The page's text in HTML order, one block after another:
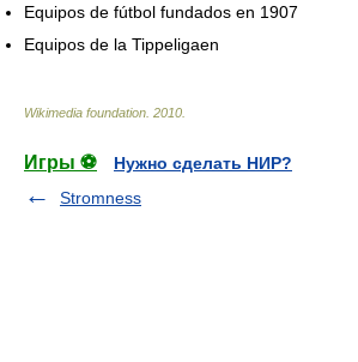
Equipos de fútbol fundados en 1907
Equipos de la Tippeligaen
Wikimedia foundation 2010
Игры ⚽
Нужно сделать НИР?
Stromness